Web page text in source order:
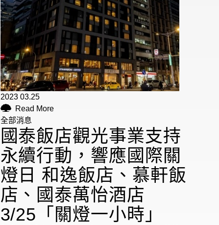
2023 03.25
Read More
全部消息
國泰飯店觀光事業支持
永續行動，響應國際關
燈日 和逸飯店、慕軒飯
店、國泰萬怡酒店
3/25「關燈一小時」